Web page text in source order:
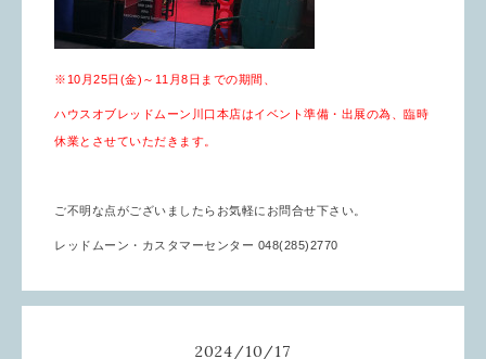
※10月25日(金)～11月8日までの期間、
ハウスオブレッドムーン川口本店はイベント準備・出展の為、臨時
休業とさせていただきます。
ご不明な点がございましたらお気軽にお問合せ下さい。
レッドムーン・カスタマーセンター 048(285)2770
2024/10/17